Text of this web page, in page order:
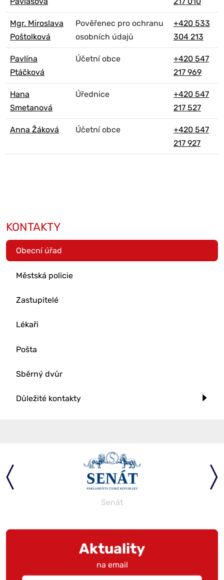
Mgr. Miroslava
Poštolková
Pověřenec pro ochranu
osobních údajů
+420 533
304 213
Pavlína
Ptáčková
Účetní obce
+420 547
217 969
Hana
Smetanová
Úřednice
+420 547
217 527
Anna Žáková Účetní obce
+420 547
217 927
KONTAKTY
Obecní úřad
Městská policie
Zastupitelé
Lékaři
Pošta
Sběrný dvůr
Důležité kontakty
Senát
Aktuality
na email